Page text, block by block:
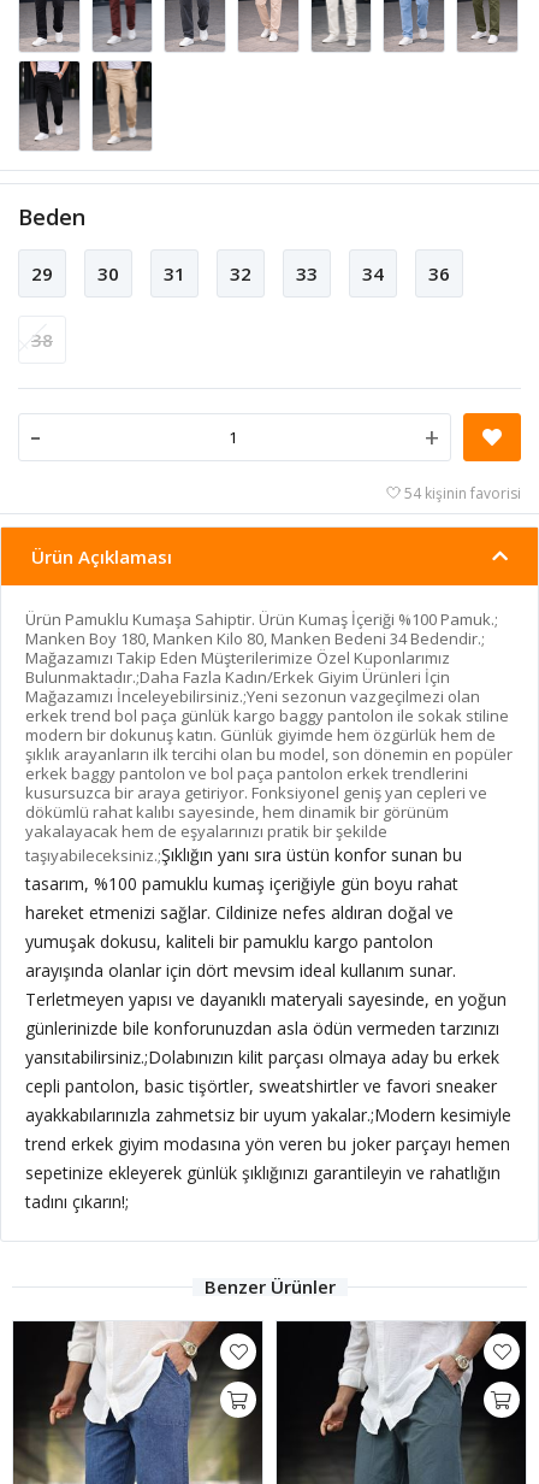
Beden
29 30 31 32 33 34 36
38
- +
54 kişinin favorisi
Ürün Açıklaması
Ürün Pamuklu Kumaşa Sahiptir. Ürün Kumaş İçeriği %100 Pamuk.;
Manken Boy 180, Manken Kilo 80, Manken Bedeni 34 Bedendir.;
Mağazamızı Takip Eden Müşterilerimize Özel Kuponlarımız
Bulunmaktadır.;Daha Fazla Kadın/Erkek Giyim Ürünleri İçin
Mağazamızı İnceleyebilirsiniz.;Yeni sezonun vazgeçilmezi olan
erkek trend bol paça günlük kargo baggy pantolon ile sokak stiline
modern bir dokunuş katın. Günlük giyimde hem özgürlük hem de
şıklık arayanların ilk tercihi olan bu model, son dönemin en popüler
erkek baggy pantolon ve bol paça pantolon erkek trendlerini
kusursuzca bir araya getiriyor. Fonksiyonel geniş yan cepleri ve
dökümlü rahat kalıbı sayesinde, hem dinamik bir görünüm
yakalayacak hem de eşyalarınızı pratik bir şekilde
taşıyabileceksiniz.;Şıklığın yanı sıra üstün konfor sunan bu
tasarım, %100 pamuklu kumaş içeriğiyle gün boyu rahat
hareket etmenizi sağlar. Cildinize nefes aldıran doğal ve
yumuşak dokusu, kaliteli bir pamuklu kargo pantolon
arayışında olanlar için dört mevsim ideal kullanım sunar.
Terletmeyen yapısı ve dayanıklı materyali sayesinde, en yoğun
günlerinizde bile konforunuzdan asla ödün vermeden tarzınızı
yansıtabilirsiniz.;Dolabınızın kilit parçası olmaya aday bu erkek
cepli pantolon, basic tişörtler, sweatshirtler ve favori sneaker
ayakkabılarınızla zahmetsiz bir uyum yakalar.;Modern kesimiyle
trend erkek giyim modasına yön veren bu joker parçayı hemen
sepetinize ekleyerek günlük şıklığınızı garantileyin ve rahatlığın
tadını çıkarın!;
Benzer Ürünler